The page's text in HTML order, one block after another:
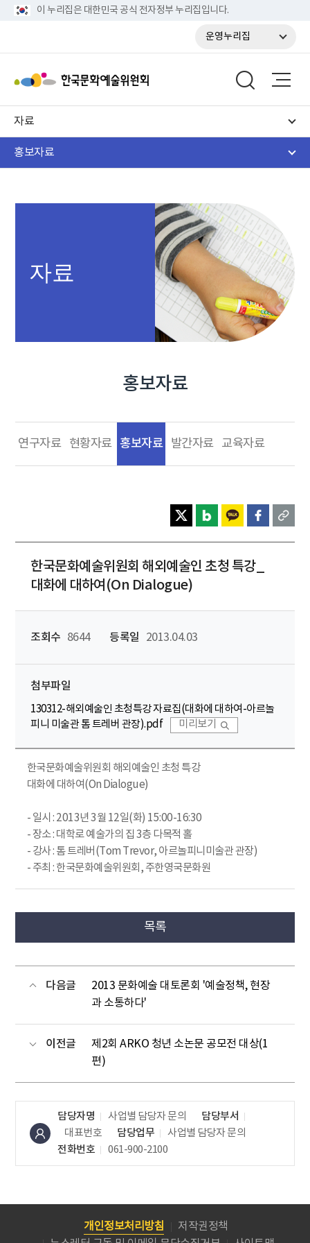
이 누리집은 대한민국 공식 전자정부 누리집입니다.
운영누리집
자료
홍보자료
자료
홍보자료
연구자료 현황자료 홍보자료 발간자료 교육자료
한국문화예술위원회 해외예술인 초청 특강_
대화에 대하여(On Dialogue)
조회수 8644 등록일 2013.04.03
첨부파일
130312-해외예술인 초청특강 자료집(대화에 대하여-아르놀
피니 미술관 톰 트레버 관장).pdf
미리보기
한국문화예술위원회 해외예술인 초청 특강
대화에 대하여(On Dialogue)
- 일시 : 2013년 3월 12일(화) 15:00-16:30
- 장소 : 대학로 예술가의 집 3층 다목적 홀
- 강사 : 톰 트레버(Tom Trevor, 아르놀피니미술관 관장)
- 주최 : 한국문화예술위원회, 주한영국문화원
목록
다음글
2013 문화예술 대토론회 '예술정책, 현장
과 소통하다'
이전글
제2회 ARKO 청년 소논문 공모전 대상(1
편)
담당자명 사업별 담당자 문의
담당부서
대표번호
담당업무
사업별 담당자 문의
전화번호
061-900-2100
개인정보처리방침
저작권정책